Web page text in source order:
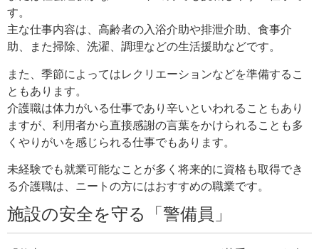
す。
主な仕事内容は、高齢者の入浴介助や排泄介助、食事介
助、また掃除、洗濯、調理などの生活援助などです。
また、季節によってはレクリエーションなどを準備するこ
ともあります。
介護職は体力がいる仕事であり辛いといわれることもあり
ますが、利用者から直接感謝の言葉をかけられることも多
くやりがいを感じられる仕事でもあります。
未経験でも就業可能なことが多く将来的に資格も取得でき
る介護職は、ニートの方にはおすすめの職業です。
施設の安全を守る「警備員」